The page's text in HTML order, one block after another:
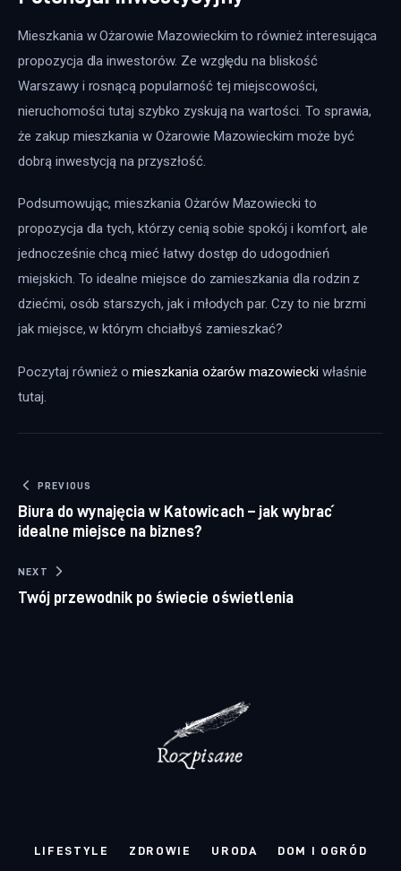
Mieszkania w Ożarowie Mazowieckim to również interesująca
propozycja dla inwestorów. Ze względu na bliskość
Warszawy i rosnącą popularność tej miejscowości,
nieruchomości tutaj szybko zyskują na wartości. To sprawia,
że zakup mieszkania w Ożarowie Mazowieckim może być
dobrą inwestycją na przyszłość.
Podsumowując, mieszkania Ożarów Mazowiecki to
propozycja dla tych, którzy cenią sobie spokój i komfort, ale
jednocześnie chcą mieć łatwy dostęp do udogodnień
miejskich. To idealne miejsce do zamieszkania dla rodzin z
dziećmi, osób starszych, jak i młodych par. Czy to nie brzmi
jak miejsce, w którym chciałbyś zamieszkać?
Poczytaj również o mieszkania ożarów mazowiecki właśnie
tutaj.
Nawigacja wpisu
PREVIOUS
Biura do wynajęcia w Katowicach – jak wybrać
idealne miejsce na biznes?
NEXT
Twój przewodnik po świecie oświetlenia
LIFESTYLE ZDROWIE URODA DOM I OGRÓD